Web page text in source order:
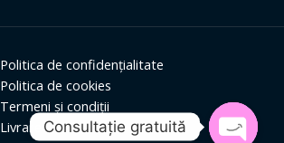
Politica de confidențialitate
Politica de cookies
Termeni și condiții
Livrare și returConsultație gratuită